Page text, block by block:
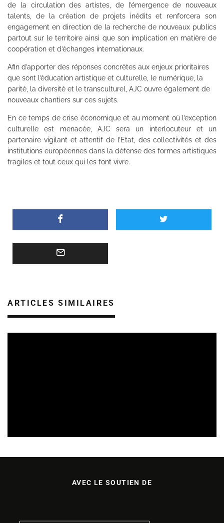
de la circulation des artistes, de l’émergence de nouveaux
talents, de la création de projets inédits et renforcera son
engagement en direction de la recherche de nouveaux publics
partout sur le territoire ainsi que son implication en matière de
coopération et d’échanges internationaux.
Afin d’apporter des réponses concrètes aux enjeux prioritaires
que sont l’éducation artistique et culturelle, le numérique, la
parité, la diversité et le transculturel, AJC ouvre également de
nouveaux chantiers sur ces sujets.
En ce temps de crise économique et au moment où l’exception
culturelle est menacée, AJC sera un interlocuteur et un
partenaire vigilant et attentif de l’Etat, des collectivités et des
institutions européennes dans la défense des formes artistiques
fragiles et tout ceux qui les font vivre.
ARTICLES SIMILAIRES
AVEC LE SOUTIEN DE